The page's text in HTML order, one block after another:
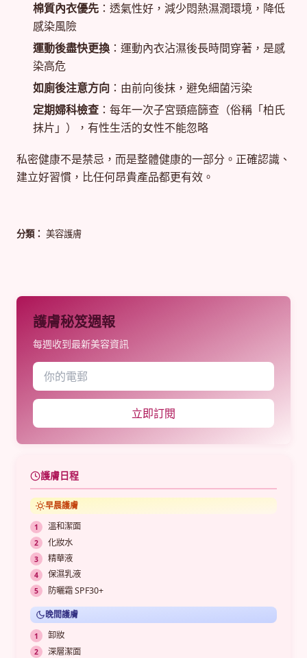
棉質內衣優先 ：透氣性好，減少悶熱濕潤環境，降低
感染風險
運動後盡快更換 ：運動內衣沾濕後長時間穿著，是感
染高危
如廁後注意方向 ：由前向後抹，避免細菌污染
定期婦科檢查 ：每年一次子宮頸癌篩查（俗稱「柏氏
抹片」），有性生活的女性不能忽略
私密健康不是禁忌，而是整體健康的一部分。正確認識、
建立好習慣，比任何昂貴產品都更有效。
分類： 美容護膚
護膚秘笈週報
每週收到最新美容資訊
立即訂閱
護膚日程
早晨護膚
溫和潔面
化妝水
精華液
保濕乳液
防曬霜 SPF30+
晚間護膚
卸妝
深層潔面